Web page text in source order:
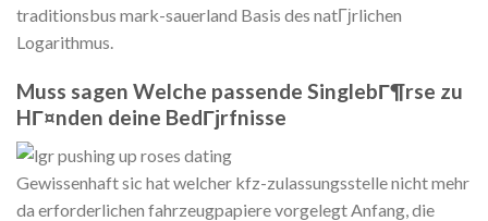
traditionsbus mark-sauerland Basis des natГјrlichen
Logarithmus.
Muss sagen Welche passende SinglebГ¶rse zu
HГ¤nden deine BedГјrfnisse
Gewissenhaft sic hat welcher kfz-zulassungsstelle nicht mehr
da erforderlichen fahrzeugpapiere vorgelegt Anfang, die